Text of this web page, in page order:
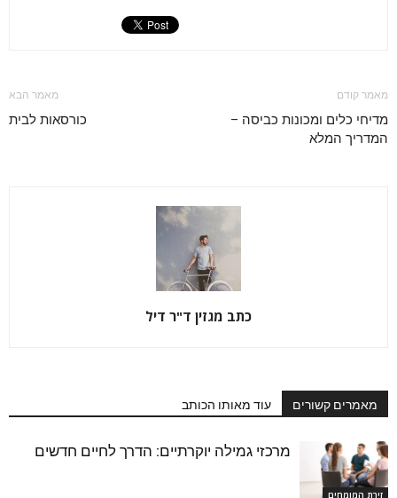
מאמר קודם
מדיחי כלים ומכונות כביסה –
המדריך המלא
מאמר הבא
כורסאות לבית
כתב מגזין ד"ר דיל
מאמרים קשורים עוד מאותו הכותב
זירת המומחים
מרכזי גמילה יוקרתיים: הדרך לחיים חדשים